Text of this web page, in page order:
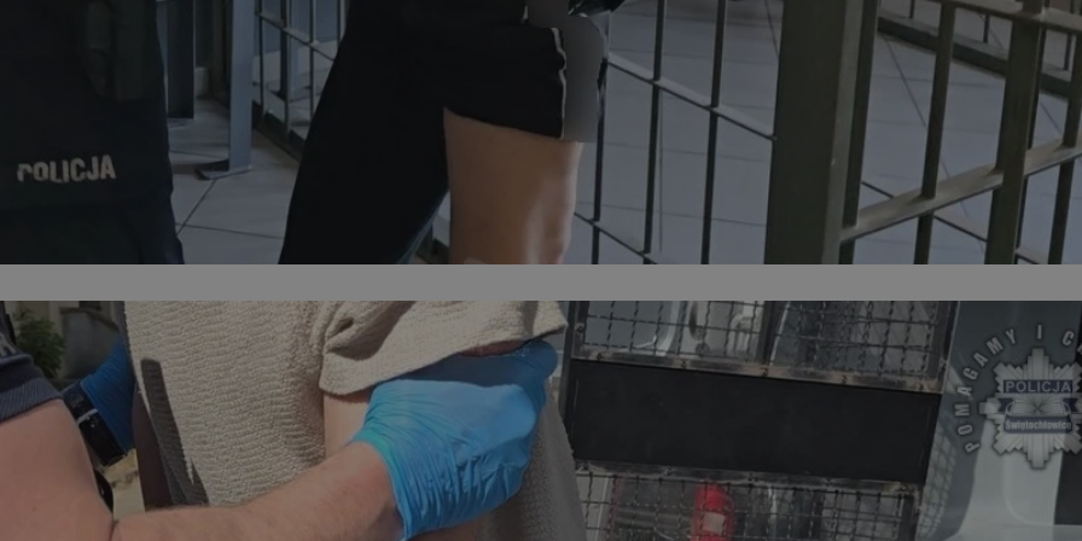
Ten plik cookie przechowuje identyfikator sesji.
Ten plik cookie przechowuje identyfikator sesji.
1 rok
Ten plik cookie przechowuje identyfikator sesji.
4 tygodnie 2 dni
Ten plik cookie jest używany przez usługę Cookie-
Script.com do zapamiętywania preferencji dotyczących
tygodnie
Ten plik cookie przechowuje informacje o zgodzie
użytkownika oraz jego preferencjach dotyczących
prywatności podczas korzystania z witryny. Rejestruje
wybory dotyczące polityki prywatności i ustawień
konfigurować swoich preferencji, co zwiększa wygodę i
zgodność z regulacjami ochrony danych.
Provider/
Okres
przechowywania
Opis
Technologies
reklama.silnet.pl
1 rok
Powiązany z platformą reklamową banerów OpenX dla
wydawców. Rejestruje, czy zostały wyświetlone określone
reklamy. Podobno używane tylko do zwiększenia skuteczności,
a nie do kierowania na użytkowników. Jako plik cookie
Provider /
Domena
Okres
przechowywania
Microsoft
Corporation
Jest to własny plik cookie Microsoft MSN,
który zapewnia prawidłowe działanie tej
witryny.
Provider Domena Okres przechowywania
.youtube.com 5 miesięcy 4 tygodnie
Polityce prywatności Google